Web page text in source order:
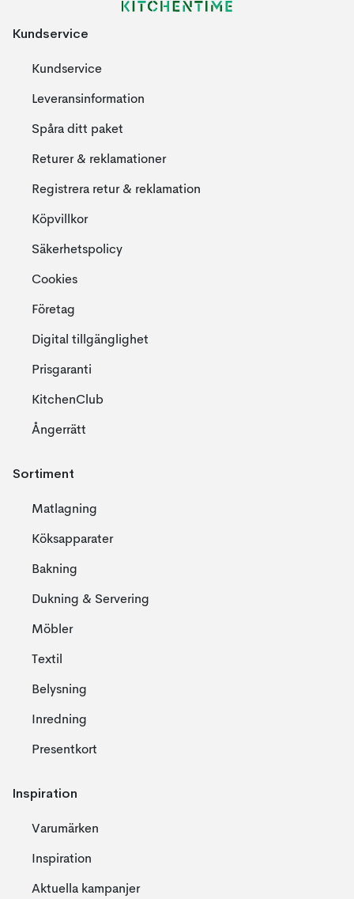
Kundservice
Kundservice
Leveransinformation
Spåra ditt paket
Returer & reklamationer
Registrera retur & reklamation
Köpvillkor
Säkerhetspolicy
Cookies
Företag
Digital tillgänglighet
Prisgaranti
KitchenClub
Ångerrätt
Sortiment
Matlagning
Köksapparater
Bakning
Dukning & Servering
Möbler
Textil
Belysning
Inredning
Presentkort
Inspiration
Varumärken
Inspiration
Aktuella kampanjer